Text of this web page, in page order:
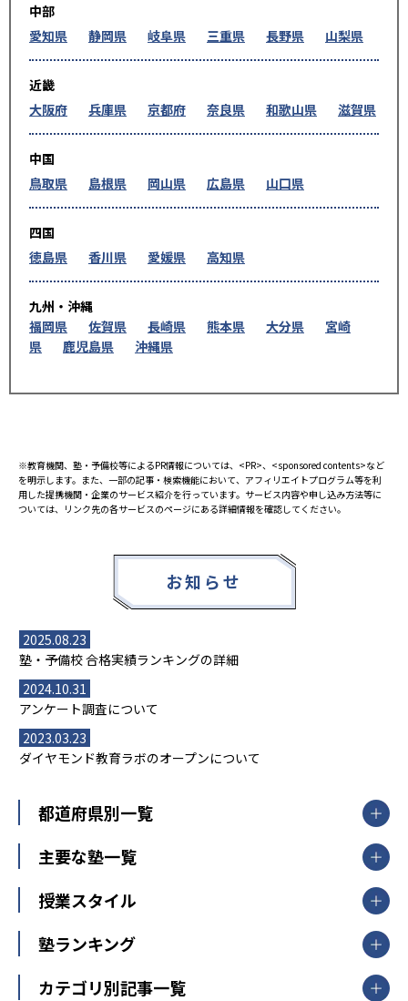
中部
愛知県
静岡県 岐阜県 三重県 長野県 山梨県
近畿
大阪府
兵庫県 京都府 奈良県 和歌山県 滋賀県
中国
鳥取県
島根県 岡山県 広島県 山口県
四国
徳島県
香川県 愛媛県 高知県
九州・沖縄
福岡県
佐賀県 長崎県 熊本県 大分県
宮崎
県
鹿児島県 沖縄県
※教育機関、塾・予備校等によるPR情報については、<PR>、<sponsored contents>など
を明示します。また、一部の記事・検索機能において、アフィリエイトプログラム等を利
用した提携機関・企業のサービス紹介を行っています。サービス内容や申し込み方法等に
ついては、リンク先の各サービスのページにある詳細情報を確認してください。
お知らせ
2025.08.23
塾・予備校 合格実績ランキングの詳細
2024.10.31
アンケート調査について
2023.03.23
ダイヤモンド教育ラボのオープンについて
都道府県別一覧
北海道・東北
山形県
福島県
関東
東京都
神奈川県
茨城県
栃木県
群馬県
主要な塾一覧
【掲載塾一覧を見る】
東京個別指導学院
明光義塾
授業スタイル
個別指導
オンライン指導
塾ランキング
中学受験ランキング
カテゴリ別記事一覧